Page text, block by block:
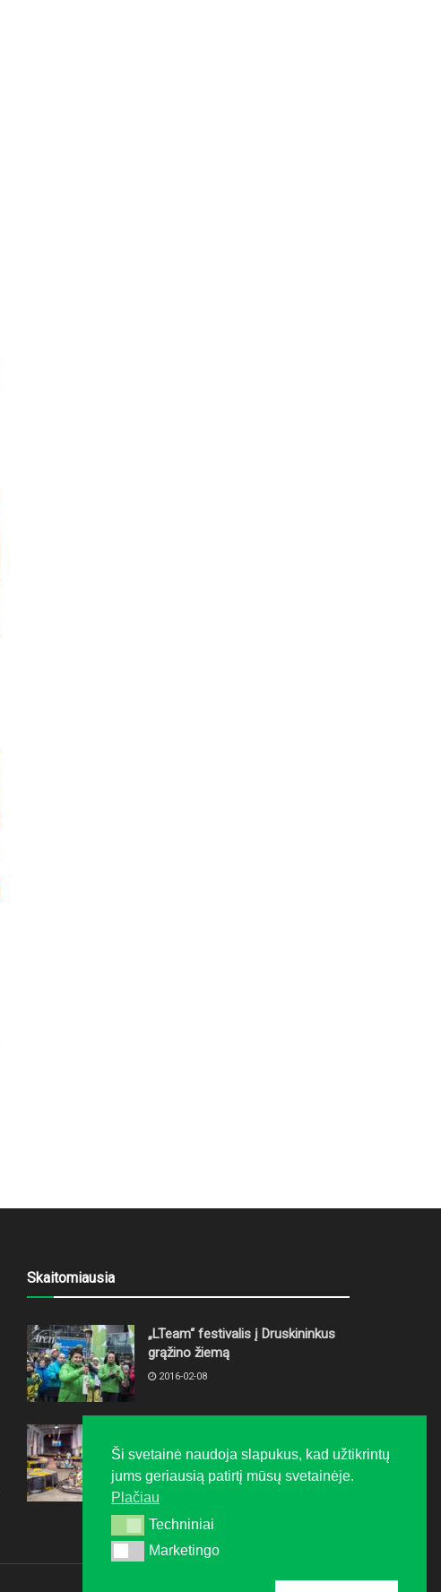
Skaitomiausia
„LTeam“ festivalis į Druskininkus
grąžino žiemą
2016-02-08
įmonės kolektyvui?
2015-11-18
Ši svetainė naudoja slapukus, kad užtikrintų
jums geriausią patirtį mūsų svetainėje.
Plačiau
Techniniai
Techniniai
Marketingo
Marketingo